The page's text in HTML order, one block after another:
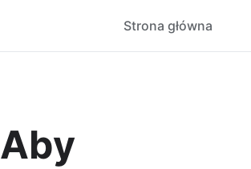
Strona główna